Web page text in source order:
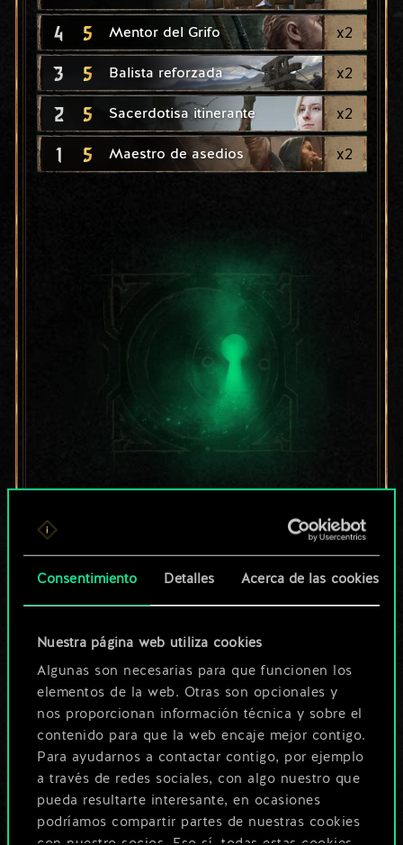
Consentimiento Detalles Acerca de las cookies
Nuestra página web utiliza cookies
Algunas son necesarias para que funcionen los
elementos de la web. Otras son opcionales y
nos proporcionan información técnica y sobre el
contenido para que la web encaje mejor contigo.
Para ayudarnos a contactar contigo, por ejemplo
a través de redes sociales, con algo nuestro que
pueda resultarte interesante, en ocasiones
podríamos compartir partes de nuestras cookies
4 5 Mentor del Grifo x2
3 5 Balista reforzada x2
2 5 Sacerdotisa itinerante x2
1 5 Maestro de asedios x2
un conjunto de
cartas compartido.
ser mucho más!
Poner nombre a esta baraja y crear
una guía